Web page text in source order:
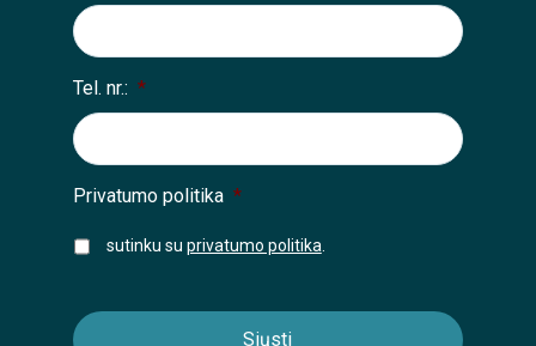
Tel. nr.: *
Privatumo politika *
sutinku su privatumo politika